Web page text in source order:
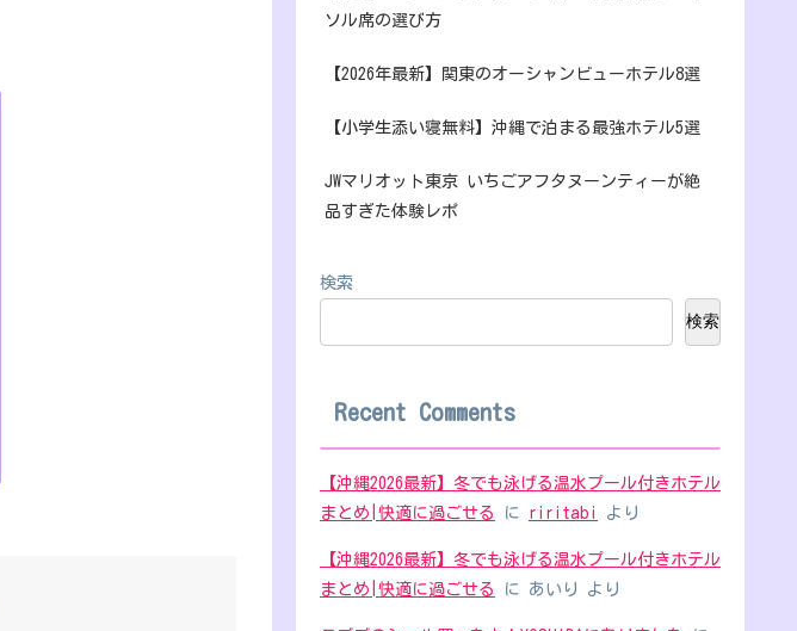
ソル席の選び方
【2026年最新】関東のオーシャンビューホテル8選
【小学生添い寝無料】沖縄で泊まる最強ホテル5選
JWマリオット東京 いちごアフタヌーンティーが絶
品すぎた体験レポ
検索
検索
Recent Comments
【沖縄2026最新】冬でも泳げる温水プール付きホテル
まとめ|快適に過ごせる
に riritabi より
【沖縄2026最新】冬でも泳げる温水プール付きホテル
まとめ|快適に過ごせる
に あいり より